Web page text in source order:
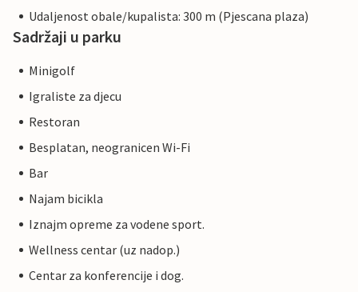
Udaljenost obale/kupalista: 300 m (Pjescana plaza)
Sadržaji u parku
Minigolf
Igraliste za djecu
Restoran
Besplatan, neogranicen Wi-Fi
Bar
Najam bicikla
Iznajm opreme za vodene sport.
Wellness centar (uz nadop.)
Centar za konferencije i dog.